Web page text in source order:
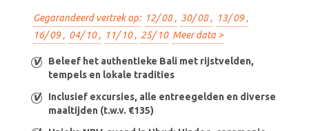
Gegarandeerd vertrek op: 12/ 08 , 30/ 08 , 13/ 09 ,
16/ 09 , 04/ 10 , 11/ 10 , 25/ 10 Meer data >
Beleef het authentieke Bali met rijstvelden,
tempels en lokale tradities
Inclusief excursies, alle entreegelden en diverse
maaltijden (t.w.v. €135)